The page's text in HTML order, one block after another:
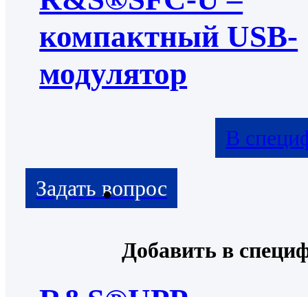
компактный USB-
модулятор
В
Добавить в